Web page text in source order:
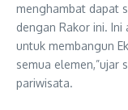
menghambat dapat
dengan Rakor ini.
untuk membangun
semua elemen,”ujar
pariwisata.